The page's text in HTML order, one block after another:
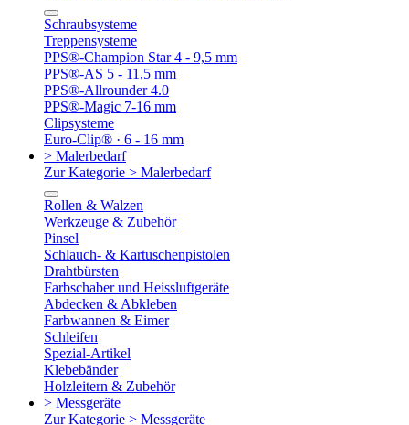
Schraubsysteme
Treppensysteme
PPS®-Champion Star 4 - 9,5 mm
PPS®-AS 5 - 11,5 mm
PPS®-Allrounder 4.0
PPS®-Magic 7-16 mm
Clipsysteme
Euro-Clip® · 6 - 16 mm
> Malerbedarf
Zur Kategorie > Malerbedarf
Rollen & Walzen
Werkzeuge & Zubehör
Pinsel
Schlauch- & Kartuschenpistolen
Drahtbürsten
Farbschaber und Heissluftgeräte
Abdecken & Abkleben
Farbwannen & Eimer
Schleifen
Spezial-Artikel
Klebebänder
Holzleitern & Zubehör
> Messgeräte
Zur Kategorie > Messgeräte